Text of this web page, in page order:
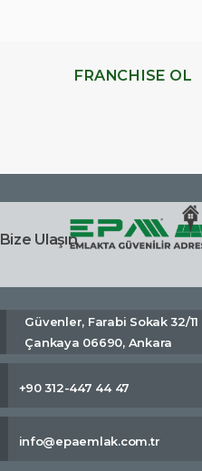
FRANCHISE OL
Bize Ulaşın
Güvenler, Farabi Sokak 32/11
Çankaya 06690, Ankara
+90 312-447 44 47
info@epaemlak.com.tr